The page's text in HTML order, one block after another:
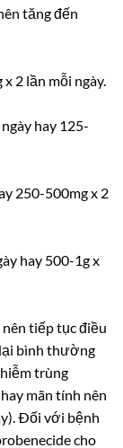
tăng đến
2 lần mỗi ngày.
hay 125-
250-500mg x 2
hay 500-1g x
tiếp tục điều
bình thường
trùng
mãn tính nên
Ðối với bệnh
cho